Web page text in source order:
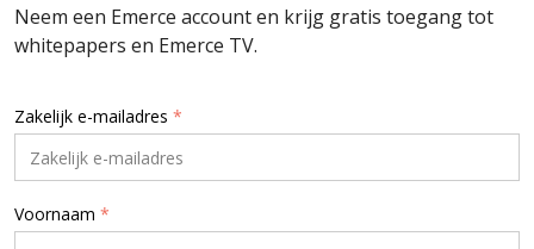
Neem een Emerce account en krijg gratis toegang tot
whitepapers en Emerce TV.
Zakelijk e-mailadres *
Voornaam *